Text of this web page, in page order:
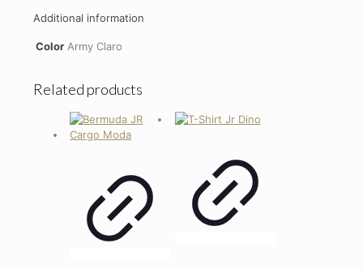
Additional information
Color Army Claro
Related products